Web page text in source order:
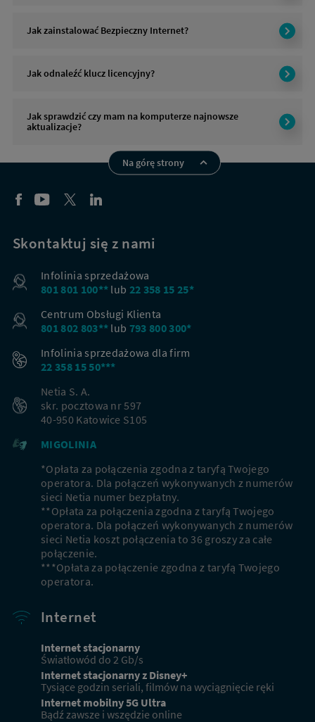
Jak zainstalować Bezpieczny Internet?
Jak odnaleźć klucz licencyjny?
Jak sprawdzić czy mam na komputerze najnowsze
aktualizacje?
Na górę strony
Skontaktuj się z nami
Infolinia sprzedażowa
801 801 100** lub 22 358 15 25*
Centrum Obsługi Klienta
801 802 803** lub 793 800 300*
Infolinia sprzedażowa dla firm
22 358 15 50***
Netia S. A.
skr. pocztowa nr 597
40-950 Katowice S105
MIGOLINIA
*Opłata za połączenia zgodna z taryfą Twojego
operatora. Dla połączeń wykonywanych z numerów
sieci Netia numer bezpłatny.
**Opłata za połączenia zgodna z taryfą Twojego
operatora. Dla połączeń wykonywanych z numerów
sieci Netia koszt połączenia to 36 groszy za całe
połączenie.
***Opłata za połączenie zgodna z taryfą Twojego
operatora.
Internet
Internet stacjonarny
Światłowód do 2 Gb/s
Internet stacjonarny z Disney+
Tysiące godzin seriali, filmów na wyciągnięcie ręki
Internet mobilny 5G Ultra
Bądź zawsze i wszędzie online